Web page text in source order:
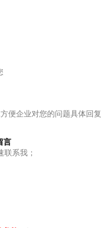
便企业对您的问题具体回复
言
系我；